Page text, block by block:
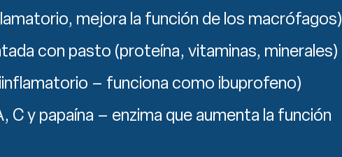
mejora la función de los macrófagos)
con pasto (proteína, vitaminas, minerales)
– funciona como ibuprofeno)
C y papaína – enzima que aumenta la función